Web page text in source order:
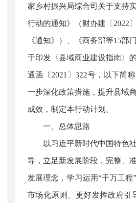
家乡村振兴局综合司关于支持
行动的通知》（财办建〔2022
《通知》）、《商务部等15部
于印发〈县域商业建设指南〉
通函〔2021〕322号，以下简
一步深化政策措施，提升县域
成效，制定本行动计划。
一、总体思路
以习近平新时代中国特色社
导，立足新发展阶段，完整、
发展理念，学习运用“千万工程
市场化原则、更好发挥政府引